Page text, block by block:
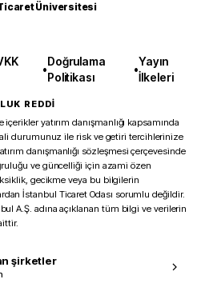
Üniversitesi
•
Doğrulama
Politikası
•
Yayın
İlkeleri
REDDİ
yatırım danışmanlığı kapsamında
durumunuz ile risk ve getiri tercihlerinize
danışmanlığı sözleşmesi çerçevesinde
ve güncelliği için azami özen
gecikme veya bu bilgilerin
İstanbul Ticaret Odası sorumlu değildir.
A.Ş. adına açıklanan tüm bilgi ve verilerin
şirketler